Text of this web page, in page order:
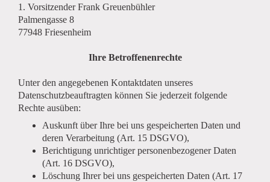
1. Vorsitzender Frank Greuenbühler
Palmengasse 8
77948 Friesenheim
Ihre Betroffenenrechte
Unter den angegebenen Kontaktdaten unseres
Datenschutzbeauftragten können Sie jederzeit folgende
Rechte ausüben:
Auskunft über Ihre bei uns gespeicherten Daten und
deren Verarbeitung (Art. 15 DSGVO),
Berichtigung unrichtiger personenbezogener Daten
(Art. 16 DSGVO),
Löschung Ihrer bei uns gespeicherten Daten (Art. 17